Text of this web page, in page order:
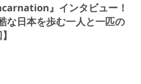
』インタビュー！
な日本を歩む一人と一匹の